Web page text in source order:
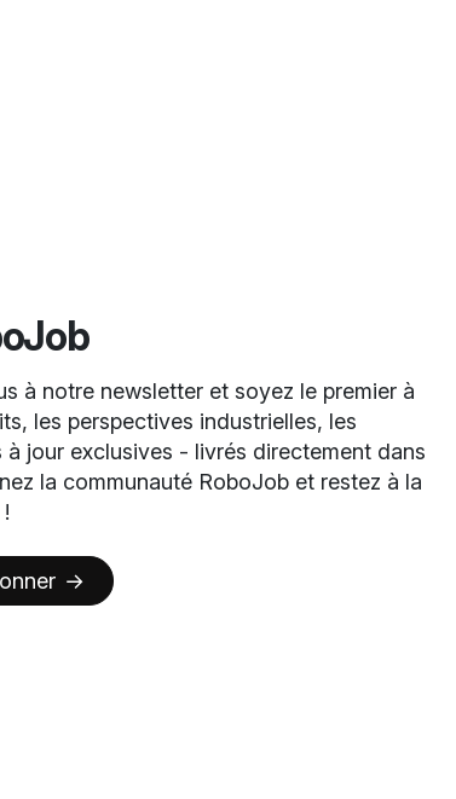
à notre newsletter et soyez le premier à
les perspectives industrielles, les
jour exclusives - livrés directement dans
la communauté RoboJob et restez à la